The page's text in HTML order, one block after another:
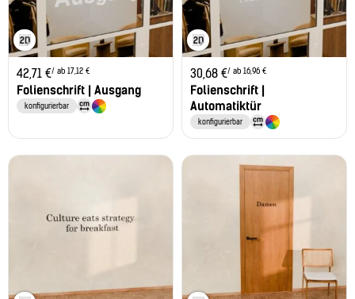
42,71 €/ ab 17,12 €
Folienschrift | Ausgang
konfigurierbar
30,68 €/ ab 16,96 €
Folienschrift |
Automatiktür
konfigurierbar